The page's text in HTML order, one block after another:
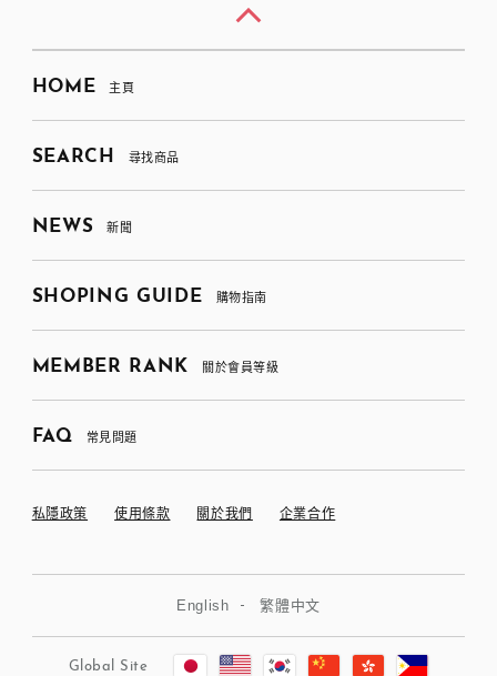
HOME 主頁
SEARCH 尋找商品
NEWS 新聞
SHOPING GUIDE 購物指南
MEMBER RANK 關於會員等級
FAQ 常見問題
私隱政策 使用條款 關於我們 企業合作
English 繁體中文
Global Site